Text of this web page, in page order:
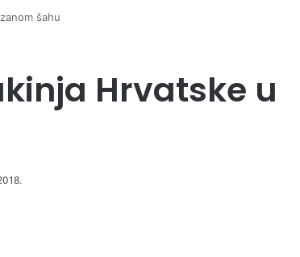
šahu
Hrvatske u